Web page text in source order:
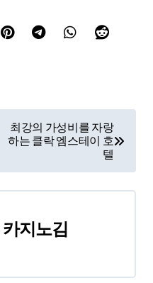
최강의 가성비를 자랑
하는 클락 엠스테이 호
텔
카지노김